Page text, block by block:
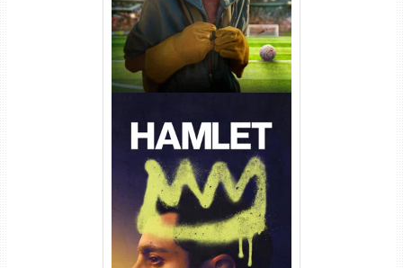
Hamlet Torrent (2026) WEB-
DL 1080p Dual Áudio